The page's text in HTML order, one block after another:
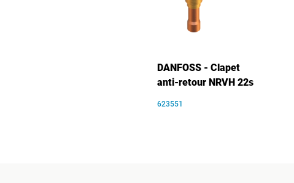
DANFOSS - Clapet
anti-retour NRVH 22s
623551